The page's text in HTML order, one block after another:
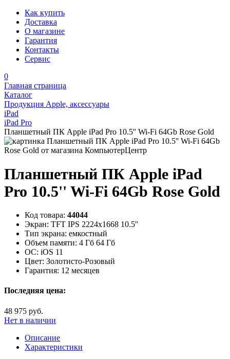
Как купить
Доставка
О магазине
Гарантия
Контакты
Сервис
0
Главная страница
Каталог
Продукция Apple, аксессуары
iPad
iPad Pro
Планшетный ПК Apple iPad Pro 10.5'' Wi-Fi 64Gb Rose Gold
Планшетный ПК Apple iPad
Pro 10.5'' Wi-Fi 64Gb Rose Gold
Код товара: 44044
Экран: TFT IPS 2224x1668 10.5''
Тип экрана: емкостный
Объем памяти: 4 Гб 64 Гб
ОС: iOS 11
Цвет: Золотисто-Розовый
Гарантия: 12 месяцев
Последняя цена:
48 975 руб.
Нет в наличии
Описание
Характеристики